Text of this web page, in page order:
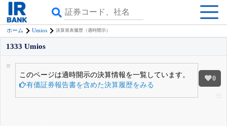
ホーム Umios 決算発表履歴（適時開示）
0
1333 Umios
このページは適時開示の決算情報を一覧しています。
有価証券報告書を含めた決算履歴をみる